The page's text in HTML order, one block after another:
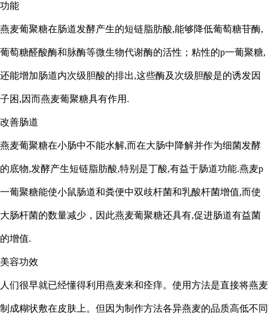
功能
燕麦葡聚糖在肠道发酵产生的短链脂肪酸,能够降低葡萄糖苷酶,
葡萄糖醛酸酶和脉酶等微生物代谢酶的活性；粘性的p一葡聚糖,
还能增加肠道内次级胆酸的排出,这些酶及次级胆酸是的诱发因
子困,因而燕麦葡聚糖具有作用.
改善肠道
燕麦葡聚糖在小肠中不能水解,而在大肠中降解并作为细菌发酵
的底物,发酵产生短链脂肪酸,特别是丁酸,有益于肠道功能.燕麦p
一葡聚糖能使小鼠肠道和粪便中双歧杆菌和乳酸杆菌增值,而使
大肠杆菌的数量减少，因此燕麦葡聚糖还具有,促进肠道有益菌
的增值.
美容功效
人们很早就已经懂得利用燕麦来和痊痒。使用方法是直接将燕麦
制成糊状敷在皮肤上。但因为制作方法各异燕麦的品质高低不同